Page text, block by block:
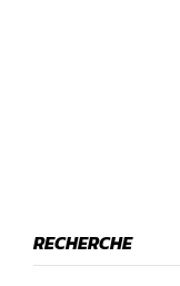
RECHERCHE